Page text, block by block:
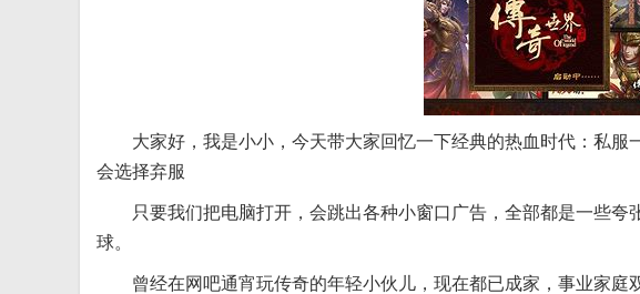
大家好，我是小小，今天带大家回忆一下经典的热血时代：私
会选择弃服
只要我们把电脑打开，会跳出各种小窗口广告，全部都是一些
球。
曾经在网吧通宵玩传奇的年轻小伙儿，现在都已成家，事业家